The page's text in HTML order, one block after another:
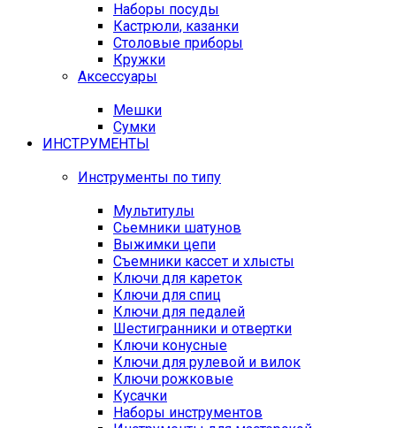
Наборы посуды
Кастрюли, казанки
Столовые приборы
Кружки
Аксессуары
Мешки
Сумки
ИНСТРУМЕНТЫ
Инструменты по типу
Мультитулы
Сьемники шатунов
Выжимки цепи
Съемники кассет и хлысты
Ключи для кареток
Ключи для спиц
Ключи для педалей
Шестигранники и отвертки
Ключи конусные
Ключи для рулевой и вилок
Ключи рожковые
Кусачки
Наборы инструментов